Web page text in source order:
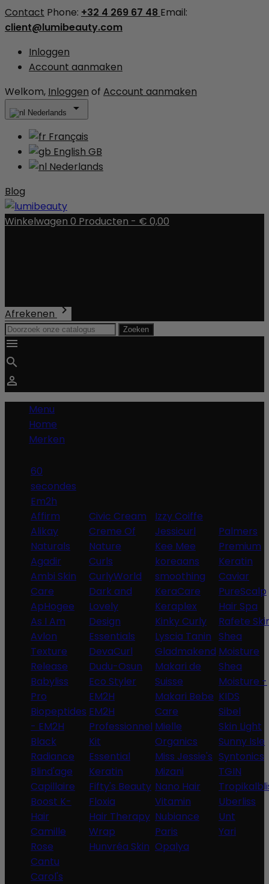
Contact Phone: +32 4 269 67 48 Email:
client@lumibeauty.com
Inloggen
Account aanmaken
Welkom, Inloggen of Account aanmaken
Nederlands 
Français
English GB
Nederlands
Blog
Winkelwagen 0 Producten - € 0,00
Afrekenen 
Zoeken



Menu
Home
Merken
60
secondes
Em2h
Affirm
Alikay
Naturals
Agadir
Ambi Skin
Care
ApHogee
As I Am
Avlon
Texture
Release
Babyliss
Pro
Biopeptides
- EM2H
Black
Radiance
Blind'age
Capillaire
Boost K-
Hair
Camille
Rose
Cantu
Carol's
Civic Cream
Creme Of
Nature
Curls
CurlyWorld
Dark and
Lovely
Design
Essentials
DevaCurl
Dudu-Osun
Eco Styler
EM2H
EM2H
Professionnel
Kit
Essential
Keratin
Fifty's Beauty
Floxia
Hair Therapy
Wrap
Hunvréa Skin
Izzy Coiffe
Jessicurl
Kee Mee
koreaans
smoothing
KeraCare
Keraplex
Kinky Curly
Lyscia Tanin
Gladmakend
Makari de
Suisse
Makari Bebe
Care
Mielle
Organics
Miss Jessie's
Mizani
Nano Hair
Vitamin
Nubiance
Paris
Opalya
Palmers
Premium
Keratin
Caviar
PureScalp
Hair Spa
Rafete
Shea
Moisture
Shea
Moisture -
KIDS
Sibel
Skin Light
Sunny Isle
Syntonics
TGIN
Uberliss
Unt
Yari